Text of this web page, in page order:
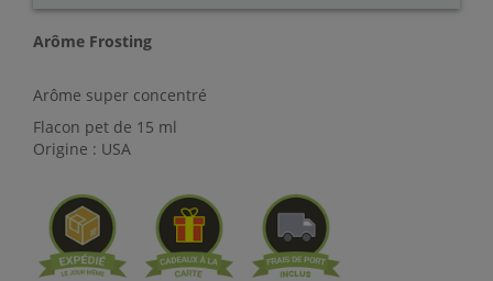
Arôme Frosting
Arôme super concentré
Flacon pet de 15 ml
Origine : USA